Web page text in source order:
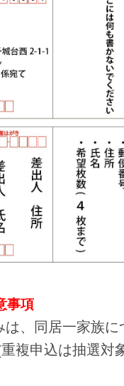
事項
は、同居一家族に
複申込は抽選対